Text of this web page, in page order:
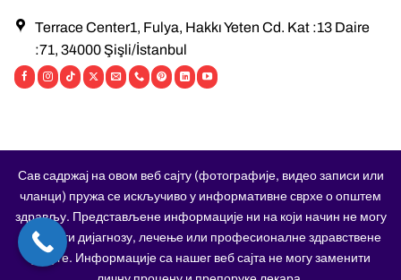
Terrace Center1, Fulya, Hakkı Yeten Cd. Kat :13 Daire
:71, 34000 Şişli/İstanbul
Сав садржај на овом веб сајту (фотографије, видео записи или
чланци) пружа се искључиво у информативне сврхе о општем
здрављу. Представљене информације ни на који начин не могу
заменити дијагнозу, лечење или професионалне здравствене
услуге. Информације са нашег веб сајта не могу заменити